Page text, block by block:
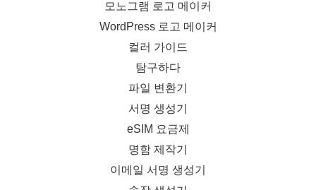
모노그램 로고 메이커
WordPress 로고 메이커
컬러 가이드
탐구하다
파일 변환기
서명 생성기
eSIM 요금제
명함 제작기
이메일 서명 생성기